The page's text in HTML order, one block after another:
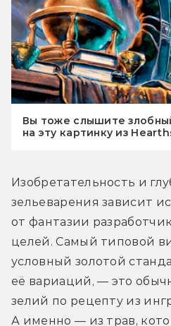
Вы тоже слышите
на эту картинку из
Изобретательность и
зельеварения зависит
от фантазии
целей. Самый типовой
условный золотой
её вариаций, — это
зелий по рецепту из
А именно — из трав,